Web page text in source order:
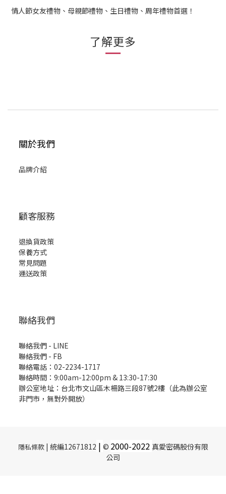
情人節女友禮物、母親節禮物、生日禮物、周年禮物首選！
了解更多
關於我們
品牌介紹
顧客服務
退換貨政策
保養方式
常見問題
運送政策
聯絡我們
聯絡我們 - LINE
聯絡我們 - FB
聯絡電話：02-2234-1717
聯絡時間：9:00am-12:00pm & 13:30-17:30
辦公室地址：台北市文山區木柵路三段87號2樓（此為辦公室
非門市，無對外開放）
隱私條款| 統編12671812 | © 2000-2022 真愛密碼股份有限
公司